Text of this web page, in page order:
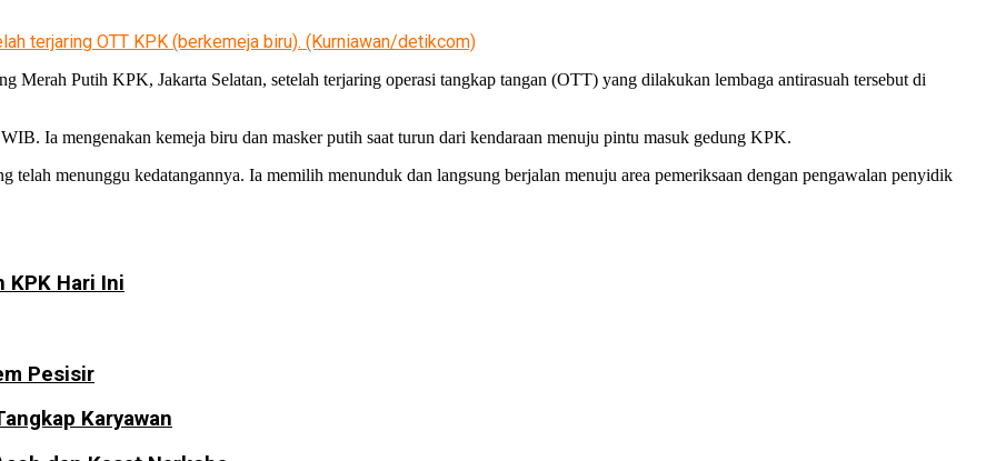
terjaring OTT KPK (berkemeja biru). (Kurniawan/detikcom)
Merah Putih KPK, Jakarta Selatan, setelah terjaring operasi tangkap tangan (OTT) yang dilakukan lembaga antirasuah tersebut di
Ia mengenakan kemeja biru dan masker putih saat turun dari kendaraan menuju pintu masuk gedung KPK.
telah menunggu kedatangannya. Ia memilih menunduk dan langsung berjalan menuju area pemeriksaan dengan pengawalan penyidik
KPK Hari Ini
Pesisir
Karyawan